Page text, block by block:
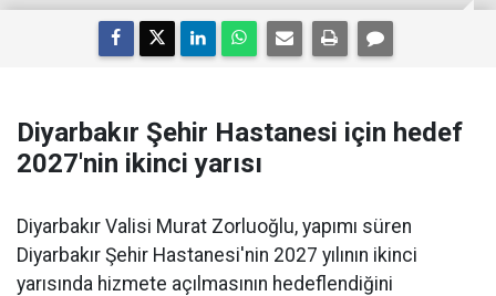
Diyarbakır Şehir Hastanesi için hedef
2027'nin ikinci yarısı
Diyarbakır Valisi Murat Zorluoğlu, yapımı süren
Diyarbakır Şehir Hastanesi'nin 2027 yılının ikinci
yarısında hizmete açılmasının hedeflendiğini